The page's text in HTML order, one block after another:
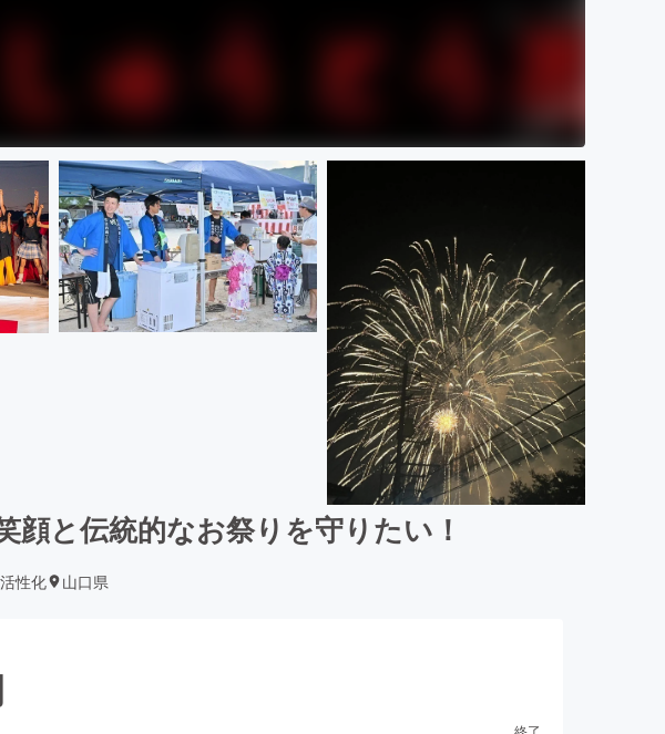
と伝統的なお祭りを守りたい！
性化 山口県
終了